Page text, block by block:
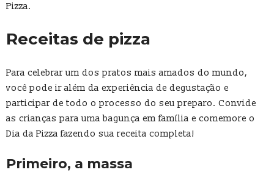
Pizza.
Receitas de pizza
Para celebrar um dos pratos mais amados do mundo,
você pode ir além da experiência de degustação e
participar de todo o processo do seu preparo. Convide
as crianças para uma bagunça em família e comemore o
Dia da Pizza fazendo sua receita completa!
Primeiro, a massa